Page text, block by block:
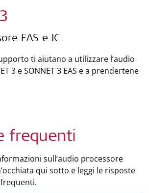
EAS e IC
ti aiutano a utilizzare l’audio
3 e SONNET 3 EAS e a prendertene
frequenti
sull’audio processore
qui sotto e leggi le risposte